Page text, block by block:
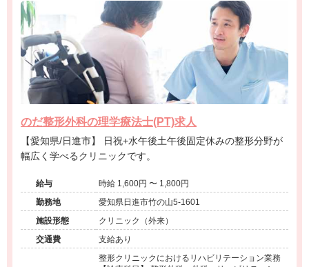
のだ整形外科の理学療法士(PT)求人
【愛知県/日進市】 日祝+水午後土午後固定休みの整形分野が
幅広く学べるクリニックです。
給与
時給 1,600円 〜 1,800円
勤務地
愛知県日進市竹の山5-1601
施設形態
クリニック（外来）
交通費
支給あり
整形クリニックにおけるリハビリテーション業務